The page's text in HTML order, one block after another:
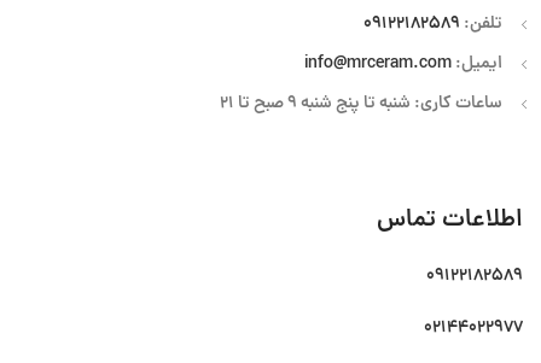
تلفن: 09122182589
ایمیل:info@mrceram.com
ساعات کاری: شنبه تا پنج شنبه 9 صبح تا 21
اطلاعات تماس
09122182589
02144022977